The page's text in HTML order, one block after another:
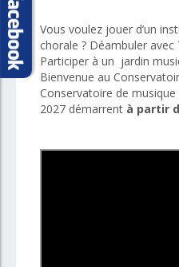
Vous voulez jouer d’un
chorale ? Déambuler
Participer à un jardin
Bienvenue au
Conservatoire de musique
2027 démarrent à partir